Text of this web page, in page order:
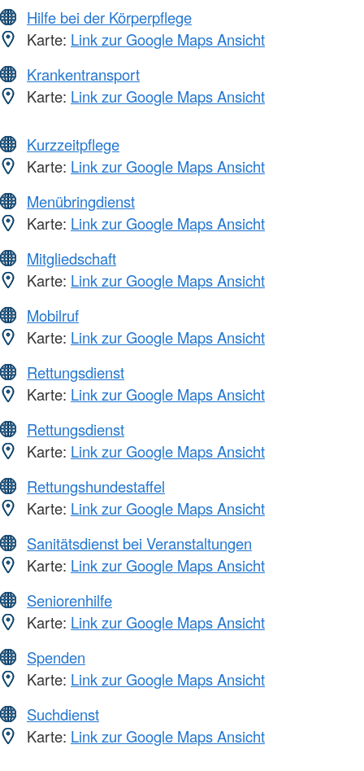
Hilfe bei der Körperpflege
Karte: Link zur Google Maps Ansicht
Krankentransport
Karte: Link zur Google Maps Ansicht
Kurzzeitpflege
Karte: Link zur Google Maps Ansicht
Menübringdienst
Karte: Link zur Google Maps Ansicht
Mitgliedschaft
Karte: Link zur Google Maps Ansicht
Mobilruf
Karte: Link zur Google Maps Ansicht
Rettungsdienst
Karte: Link zur Google Maps Ansicht
Rettungsdienst
Karte: Link zur Google Maps Ansicht
Rettungshundestaffel
Karte: Link zur Google Maps Ansicht
Sanitätsdienst bei Veranstaltungen
Karte: Link zur Google Maps Ansicht
Seniorenhilfe
Karte: Link zur Google Maps Ansicht
Spenden
Karte: Link zur Google Maps Ansicht
Suchdienst
Karte: Link zur Google Maps Ansicht